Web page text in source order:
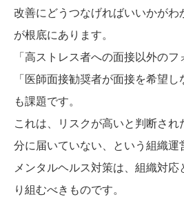
改善にどうつなげればいいかがわ
が根底にあります。
「高ストレス者への面接以外のフ
「医師面接勧奨者が面接を希望し
も課題です。
これは、リスクが高いと判断さ
分に届いていない、という組織運
メンタルヘルス対策は、組織対応
り組むべきものです。